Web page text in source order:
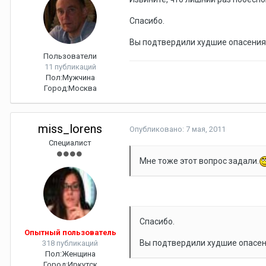
Пользователи
11 публикаций
Пол:Мужчина
Город:Москва
Спасибо.
Вы подтвердили худшие опасения.
miss_lorens
Специалист
Опытный пользователь
318 публикаций
Пол:Женщина
Опубликовано: 7 мая, 2011
Мне тоже этот вопрос задали.
Спасибо.
Вы подтвердили худшие